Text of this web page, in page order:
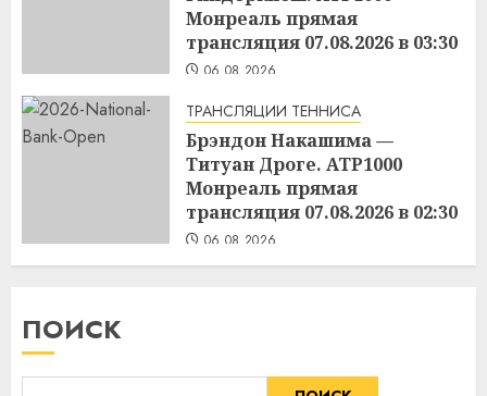
Монреаль прямая
трансляция 07.08.2026 в 03:30
06.08.2026
ТРАНСЛЯЦИИ ТЕННИСА
Брэндон Накашима —
Титуан Дроге. ATP1000
Монреаль прямая
трансляция 07.08.2026 в 02:30
06.08.2026
ПОИСК